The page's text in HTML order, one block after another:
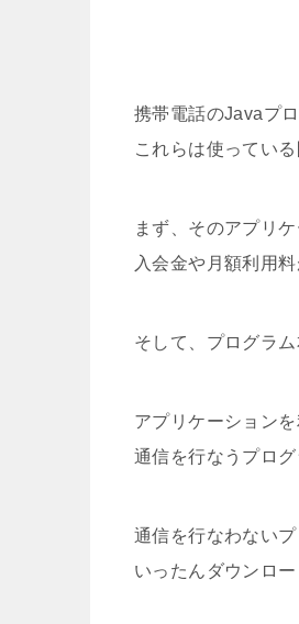
携帯電話のJavaプ
これらは使ってい
まず、そのアプリ
入会金や月額利用料
そして、プログラ
アプリケーションを
通信を行なうプロ
通信を行なわない
いったんダウンロ